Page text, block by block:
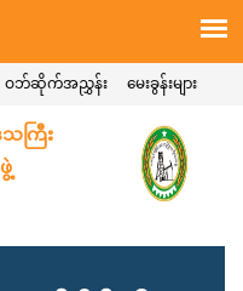
မေးခွန်းများ
ဝဘ်ဆိုက်အညွှန်း
ကြီး